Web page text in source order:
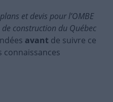
et devis pour l’OMBE
construction du Québec
avant de suivre ce
connaissances